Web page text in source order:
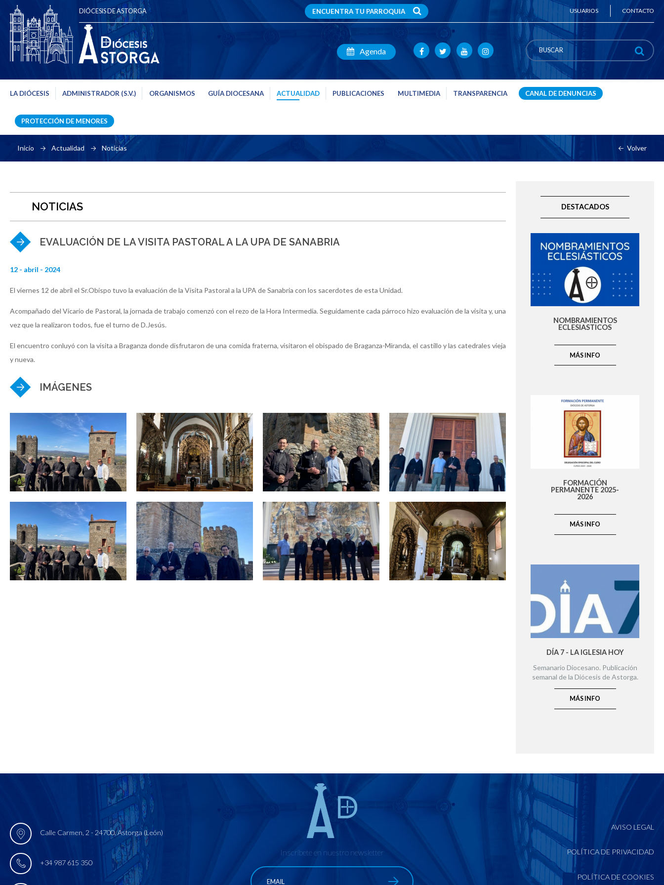
DIÓCESIS DE ASTORGA USUARIOS CONTACTO
ENCUENTRA TU PARROQUIA
Agenda
LA DIÓCESIS ADMINISTRADOR (S.V.) ORGANISMOS GUÍA DIOCESANA ACTUALIDAD PUBLICACIONES MULTIMEDIA TRANSPARENCIA CANAL DE DENUNCIAS
PROTECCIÓN DE MENORES
Inicio Actualidad Noticias Volver
NOTICIAS
EVALUACIÓN DE LA VISITA PASTORAL A LA UPA DE SANABRIA
12 - abril - 2024
El viernes 12 de abril el Sr.Obispo tuvo la evaluación de la Visita Pastoral a la UPA de Sanabria con los sacerdotes de esta Unidad.
Acompañado del Vicario de Pastoral, la jornada de trabajo comenzó con el rezo de la Hora Intermedia. Seguidamente cada párroco hizo evaluación de la visita y, una
vez que la realizaron todos, fue el turno de D.Jesús.
El encuentro conluyó con la visita a Braganza donde disfrutaron de una comida fraterna, visitaron el obispado de Braganza-Miranda, el castillo y las catedrales vieja
y nueva.
IMÁGENES
DESTACADOS
NOMBRAMIENTOS
ECLESIASTICOS
MÁS INFO
FORMACIÓN
PERMANENTE 2025-
2026
MÁS INFO
DÍA 7 - LA IGLESIA HOY
Semanario Diocesano. Publicación
semanal de la Diócesis de Astorga.
MÁS INFO
Calle Carmen, 2 - 24700. Astorga (León)
+34 987 615 350
Inscríbete en nuestro newsletter
AVISO LEGAL
POLÍTICA DE PRIVACIDAD
POLÍTICA DE COOKIES